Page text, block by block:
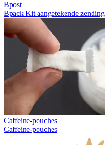
Bpost
Bpack Kit aangetekende zending
Caffeine-pouches
Caffeine-pouches